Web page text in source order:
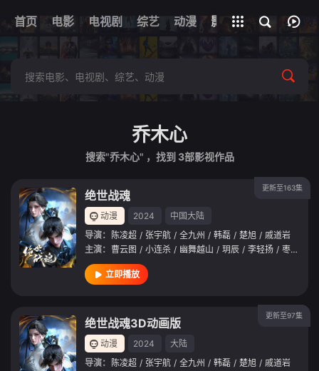
首页 电影 电视剧 综艺 动漫 影视
全部影片
乔木心
搜索"乔木心" ，找到 3部影视作品
更新至163集
绝世战魂
动漫 2024
中国大陆
导演：
陈凌超 / 张宇航 / 全九州 / 韩磊 / 楚旭 / 戚道岩
主演： 曹云图 / 小连杀 / 幽舞越山 / 玥辰 / 李轻扬 / 枣儿
立即播放
更新至97集
绝世战魂3D动画版
动漫 2024
大陆
导演：
陈凌超 / 张宇航 / 全九州 / 韩磊 / 楚旭 / 戚道岩